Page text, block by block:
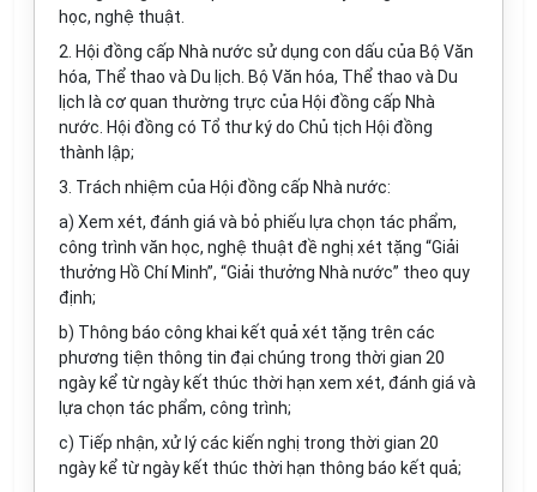
học, nghệ thuật.
2. Hội đồng cấp Nhà nước sử dụng con dấu của Bộ Văn
hóa, Thể thao và Du lịch. Bộ Văn hóa, Thể thao và Du
lịch là cơ quan thường trực của Hội đồng cấp Nhà
nước. Hội đồng có Tổ thư ký do Chủ tịch Hội đồng
thành lập;
3. Trách nhiệm của Hội đồng cấp Nhà nước:
a) Xem xét, đánh giá và bỏ phiếu lựa chọn tác phẩm,
công trình văn học, nghệ thuật đề nghị xét tặng “Giải
thưởng Hồ Chí Minh”, “Giải thưởng Nhà nước” theo quy
định;
b) Thông báo công khai kết quả xét tặng trên các
phương tiện thông tin đại chúng trong thời gian 20
ngày kể từ ngày kết thúc thời hạn xem xét, đánh giá và
lựa chọn tác phẩm, công trình;
c) Tiếp nhận, xử lý các kiến nghị trong thời gian 20
ngày kể từ ngày kết thúc thời hạn thông báo kết quả;